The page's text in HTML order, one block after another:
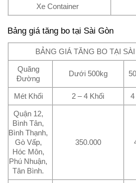
Xe Container
Bảng giá tăng bo tại Sài Gòn
BẢNG GIÁ TĂNG BO TẠI
Quãng
Đường
Dưới 500kg
Mét Khối 2 – 4 Khối 4
Quận 12,
Bình Tân,
Bình Thạnh,
Gò Vấp,
Hóc Môn,
Phú Nhuận,
Tân Bình.
350.000